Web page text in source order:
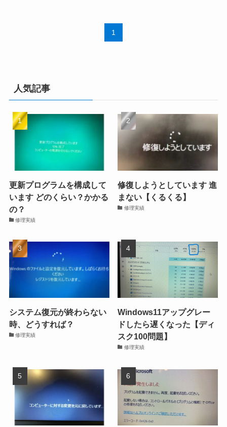
1
人気記事
更新プログラムを構成して
います どのくらい？かかる
の？
修理実績
修復しようとしています 進
まない【くるくる】
修理実績
システム復元が終わらない
時、どうすれば？
修理実績
Windows11アップグレー
ドしたら遅くなった【ディ
スク100問題】
修理実績